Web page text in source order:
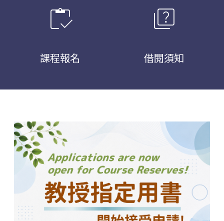
inventory
課程報名
quiz
借閱須知